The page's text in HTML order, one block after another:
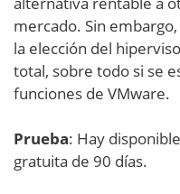
mercado. Sin
la elección del
total, sobre todo si se
funciones de VMware.
Prueba: Hay
gratuita de 90 días.